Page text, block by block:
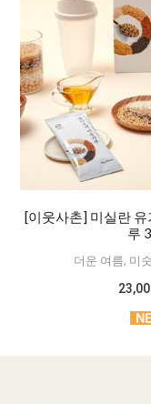
[이웃사촌] 미실란
루
더운 여름, 미